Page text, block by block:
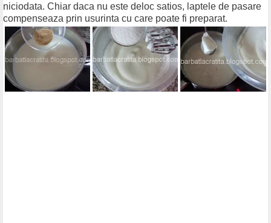
niciodata. Chiar daca nu este deloc satios, laptele de pasare
compenseaza prin usurinta cu care poate fi preparat.